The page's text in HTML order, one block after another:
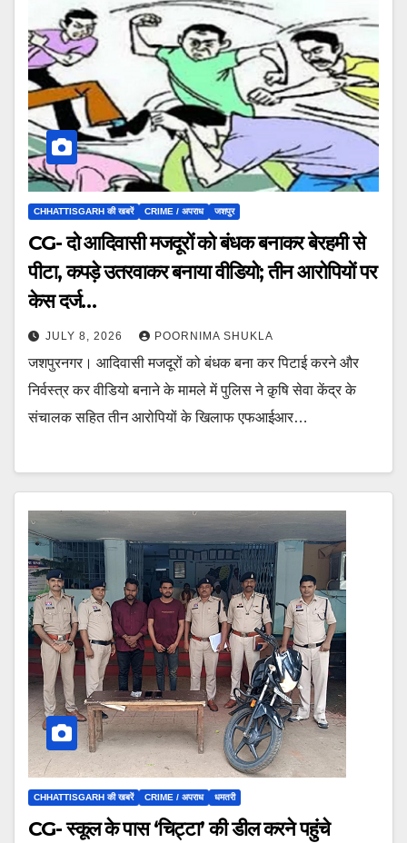
CHHATTISGARH की खबरें CRIME / अपराध जशपुर
CG- दो आदिवासी मजदूरों को बंधक बनाकर बेरहमी से
पीटा, कपड़े उतरवाकर बनाया वीडियो; तीन आरोपियों पर
केस दर्ज…
JULY 8, 2026 POORNIMA SHUKLA
जशपुरनगर। आदिवासी मजदूरों को बंधक बना कर पिटाई करने और
निर्वस्त्र कर वीडियो बनाने के मामले में पुलिस ने क़ृषि सेवा केंद्र के
संचालक सहित तीन आरोपियों के खिलाफ एफआईआर…
CHHATTISGARH की खबरें CRIME / अपराध धमतरी
CG- स्कूल के पास ‘चिट्टा’ की डील करने पहुंचे